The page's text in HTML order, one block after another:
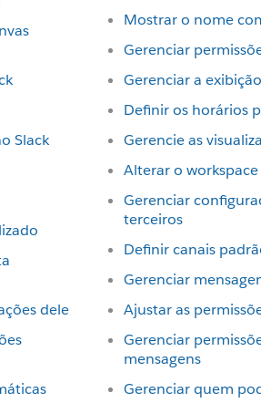
Slack
dele
Mostrar o nome
Gerenciar
Gerenciar a
Definir os horários
Gerencie as
Alterar o
Gerenciar
terceiros
Definir canais
Gerenciar
Ajustar as
Gerenciar
mensagens
Gerenciar quem